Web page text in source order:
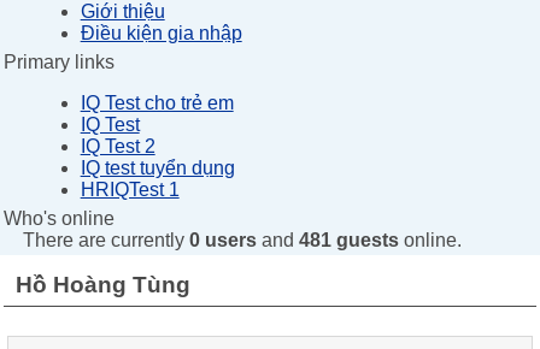
Giới thiệu
Điều kiện gia nhập
Primary links
IQ Test cho trẻ em
IQ Test
IQ Test 2
IQ test tuyển dụng
HRIQTest 1
Who's online
There are currently 0 usersand 481 guestsonline.
Hồ Hoàng Tùng